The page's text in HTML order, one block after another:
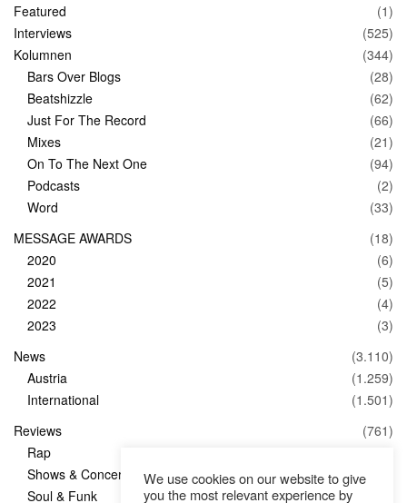
Featured
(1)
Interviews
(525)
Kolumnen
(344)
Bars Over Blogs
(28)
Beatshizzle
(62)
Just For The Record
(66)
Mixes
(21)
On To The Next One
(94)
Podcasts
(2)
Word
(33)
MESSAGE AWARDS
(18)
2020
(6)
2021
(5)
2022
(4)
2023
(3)
News
(3.110)
Austria
(1.259)
International
(1.501)
Reviews
(761)
Rap
Shows & Concerts
(347)
Soul & Funk
We use cookies on our website to give
you the most relevant experience by